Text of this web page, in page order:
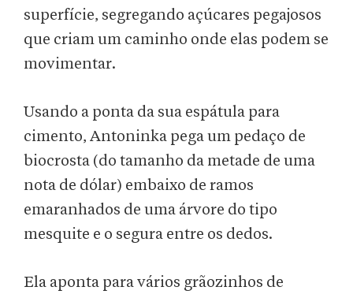
superfície, segregando açúcares pegajosos
que criam um caminho onde elas podem se
movimentar.
Usando a ponta da sua espátula para
cimento, Antoninka pega um pedaço de
biocrosta (do tamanho da metade de uma
nota de dólar) embaixo de ramos
emaranhados de uma árvore do tipo
mesquite e o segura entre os dedos.
Ela aponta para vários grãozinhos de